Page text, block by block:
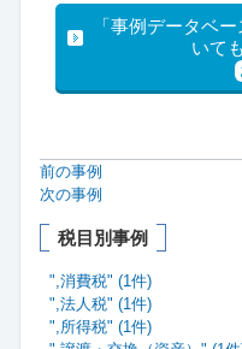
「事例データベ
いて
前の事例
次の事例
税目別事例
",消費税" (1件)
",法人税" (1件)
",所得税" (1件)